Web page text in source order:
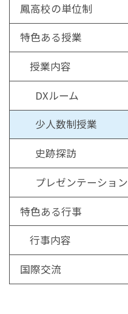
鳳高校の単位制
特色ある授業
授業内容
DXルーム
少人数制授業
史跡探訪
プレゼンテーション
特色ある行事
行事内容
国際交流